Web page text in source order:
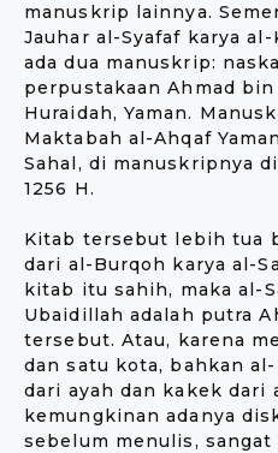
manuskrip lainnya.
Jauhar al-Syafaf karya
ada dua manuskrip:
perpustakaan Ahmad
Huraidah, Yaman.
Maktabah al-Ahqaf
Sahal, di manuskripnya
1256 H.
Kitab tersebut lebih tua
dari al-Burqoh karya al-
kitab itu sahih, maka al-
Ubaidillah adalah putra
tersebut. Atau, karena
dan satu kota, bahkan
dari ayah dan kakek dari
kemungkinan adanya
sebelum menulis,